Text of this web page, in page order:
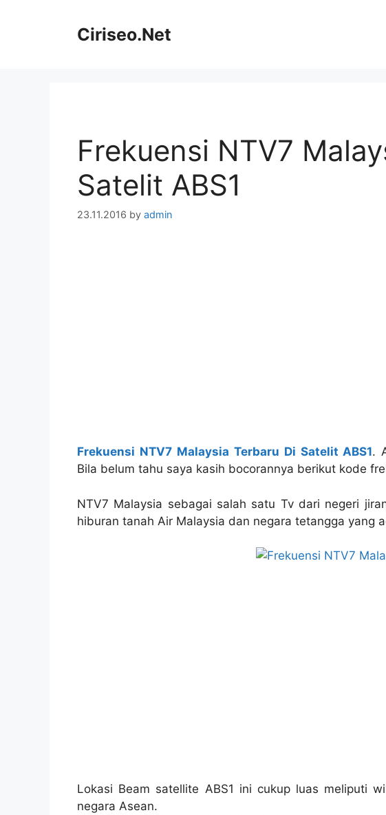
Ciriseo.Net
Frekuensi NTV7
Satelit ABS1
23.11.2016 by admin
Frekuensi NTV7 Malaysia Terbaru Di Satelit ABS1.
Bila belum tahu saya kasih bocorannya berikut kode
NTV7 Malaysia sebagai salah satu Tv dari negeri
hiburan tanah Air Malaysia dan negara tetangga yang
Lokasi Beam satellite ABS1 ini cukup luas meliputi
negara Asean.